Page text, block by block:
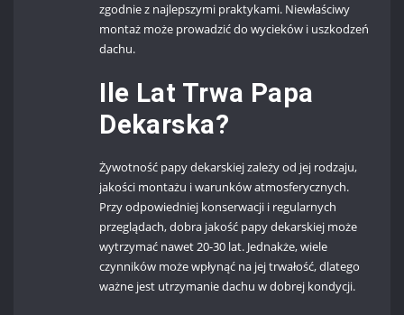
zgodnie z najlepszymi praktykami. Niewłaściwy
montaż może prowadzić do wycieków i uszkodzeń
dachu.
Ile Lat Trwa Papa
Dekarska?
Żywotność papy dekarskiej zależy od jej rodzaju,
jakości montażu i warunków atmosferycznych.
Przy odpowiedniej konserwacji i regularnych
przeglądach, dobra jakość papy dekarskiej może
wytrzymać nawet 20-30 lat. Jednakże, wiele
czynników może wpłynąć na jej trwałość, dlatego
ważne jest utrzymanie dachu w dobrej kondycji.